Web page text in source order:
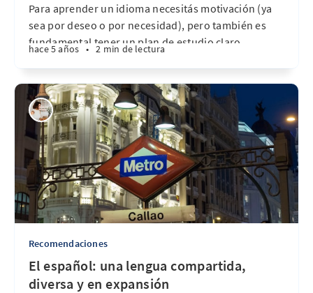
Para aprender un idioma necesitás motivación (ya
sea por deseo o por necesidad), pero también es
fundamental tener un plan de estudio claro,
es una de las mejores herramientas que vas a tener
en tu camino de
hace 5 años • 2 min de lectura
Recomendaciones
El español: una lengua compartida,
diversa y en expansión